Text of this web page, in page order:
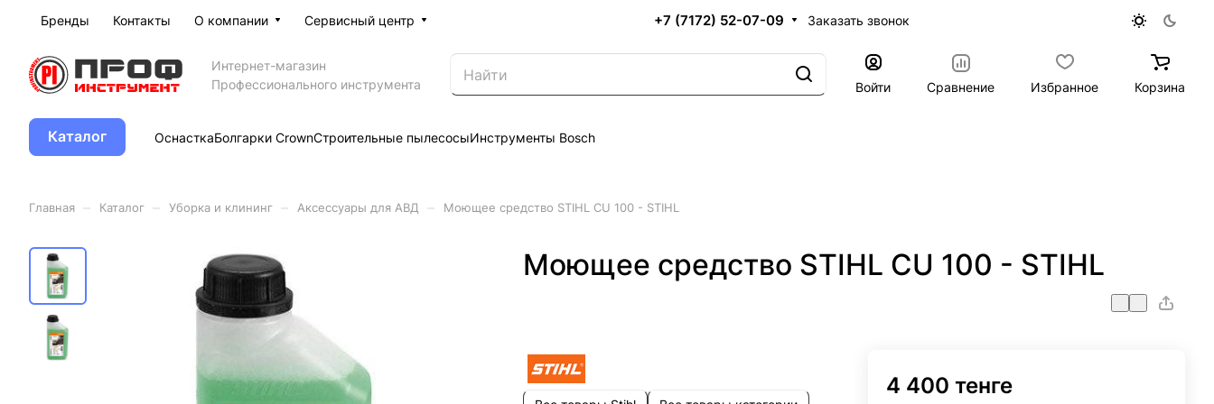
Бренды Контакты О компании Сервисный центр +7 (7172) 52-07-09 Заказать звонок
Интернет-магазин
Профессионального инструмента
Войти Сравнение Избранное Корзина
Каталог ОснасткаБолгарки CrownСтроительные пылесосыИнструменты Bosch
Главная Каталог Уборка и клининг Аксессуары для АВД Моющее средство STIHL CU 100 - STIHL
Моющее средство STIHL CU 100 - STIHL
4 400 тенге